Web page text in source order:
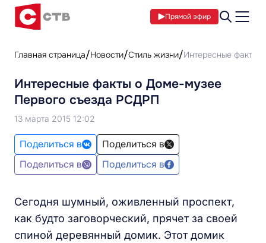
Прямой эфир
Главная страница Новости Стиль жизни Интересные факты
Интересные факты о Доме-музее
Первого съезда РСДРП
13 марта 2015 12:02
Поделиться в
Поделиться в
Поделиться в
Поделиться в
Сегодня шумный, оживленный проспект,
как будто заговорческий, прячет за своей
спиной деревянный домик. Этот домик